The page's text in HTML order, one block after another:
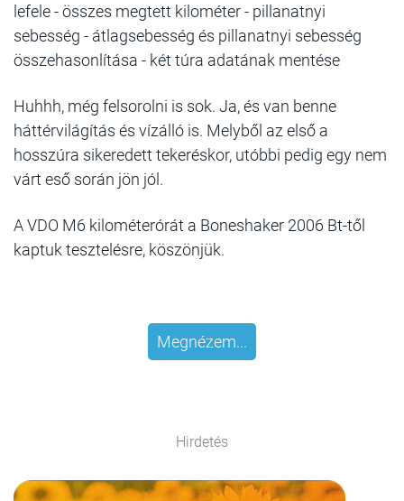
lefele-összes megtett kilométer- pillanatnyi
sebesség - átlagsebesség és pillanatnyi sebesség
összehasonlítása - két túra adatának mentése
Huhhh, még felsorolni is sok. Ja, és van benne
háttérvilágítás és vízálló is. Melyből az első a
hosszúra sikeredett tekeréskor, utóbbi pedig egy nem
várt eső során jön jól.
A VDO M6 kilométerórát a Boneshaker 2006 Bt-től
kaptuk tesztelésre, köszönjük.
Megnézem...
Hirdetés